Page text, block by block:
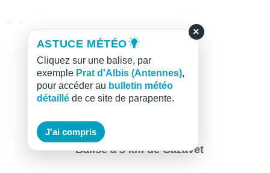
Balise à 5 km de Cazavet
×
ASTUCE MÉTÉO
Cliquez sur une balise, par
exemple Prat d'Albis (Antennes),
pour accéder au bulletin météo
détailléde ce site de parapente.
J'ai compris